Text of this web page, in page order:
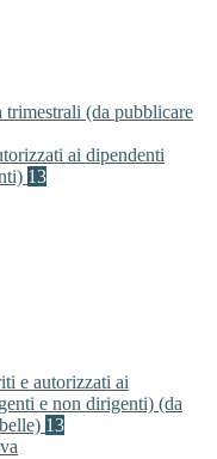
trimestrali (da pubblicare
ai dipendenti
13
e autorizzati ai
e non dirigenti) (da
13